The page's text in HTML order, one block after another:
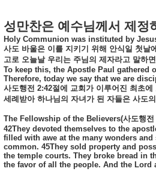
성만찬은 예수님께서 제정
Holy Communion was instituted by
사도 바울은 이를 지키기 위해 안식일 첫날에
고로 오늘날 우리는 주님의 제자라고 말하
To keep this, the Apostle Paul
Therefore, today we say that we are
사도행전 2:42절에 교회가 이루어진 최초에
세례받아 하나님의 자녀가 된 자들은 사도의
The Fellowship of the Believers(사도행전
42They devoted themselves to the
filled with awe at the many wonders
common. 45They sold property and
the temple courts. They broke bread in
the favor of all the people. And the